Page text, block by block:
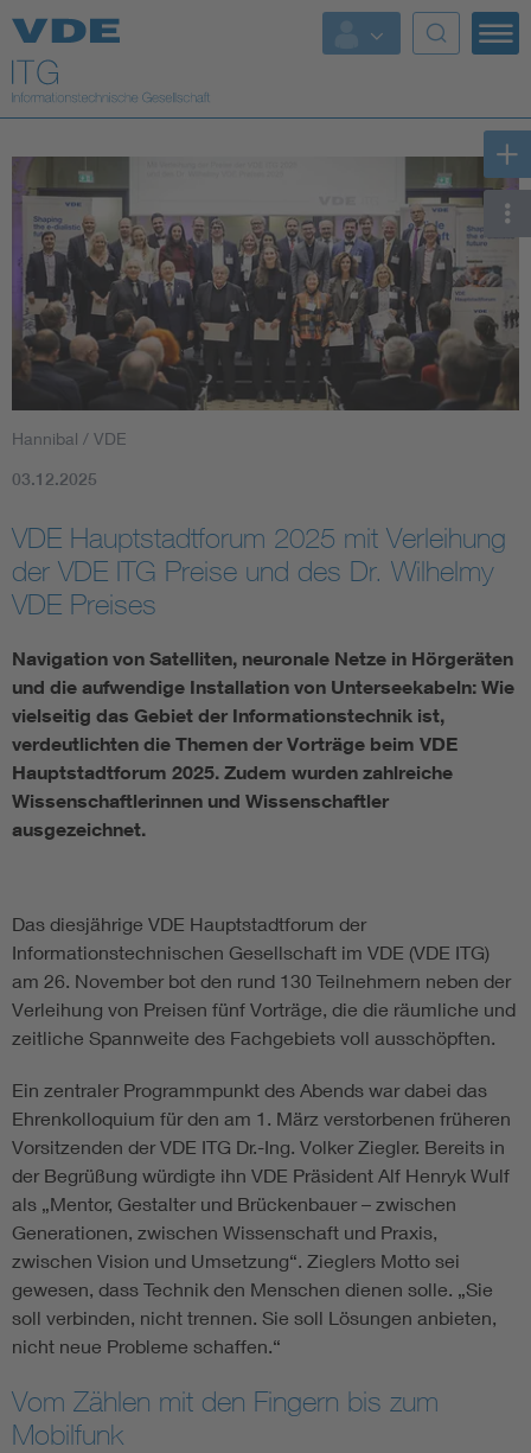
Top Themen
Fokusthemen
Energy
AI & Digital Trust
Health
Information and communications technology ICT
Hannibal / VDE
03.12.2025
VDE Hauptstadtforum 2025 mit Verleihung
der VDE ITG Preise und des Dr. Wilhelmy
VDE Preises
Navigation von Satelliten, neuronale Netze in Hörgeräten
und die aufwendige Installation von Unterseekabeln: Wie
vielseitig das Gebiet der Informationstechnik ist,
verdeutlichten die Themen der Vorträge beim VDE
Hauptstadtforum 2025. Zudem wurden zahlreiche
Wissenschaftlerinnen und Wissenschaftler
ausgezeichnet.
Das diesjährige VDE Hauptstadtforum der
Informationstechnischen Gesellschaft im VDE (VDE ITG)
am 26. November bot den rund 130 Teilnehmern neben der
Verleihung von Preisen fünf Vorträge, die die räumliche und
zeitliche Spannweite des Fachgebiets voll ausschöpften.
Ein zentraler Programmpunkt des Abends war dabei das
Ehrenkolloquium für den am 1. März verstorbenen früheren
Vorsitzenden der VDE ITG Dr.-Ing. Volker Ziegler. Bereits in
der Begrüßung würdigte ihn VDE Präsident Alf Henryk Wulf
als „Mentor, Gestalter und Brückenbauer – zwischen
Generationen, zwischen Wissenschaft und Praxis,
zwischen Vision und Umsetzung“. Zieglers Motto sei
gewesen, dass Technik den Menschen dienen solle. „Sie
soll verbinden, nicht trennen. Sie soll Lösungen anbieten,
nicht neue Probleme schaffen.“
Vom Zählen mit den Fingern bis zum
Mobilfunk